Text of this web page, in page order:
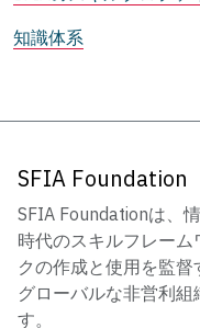
知識体系
SFIA Foundation
SFIA Foundationは、
時代のスキルフレーム
クの作成と使用を監督
グローバルな非営利組
す。